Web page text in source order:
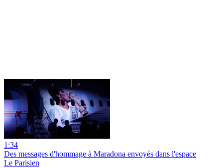
1:34
Des messages d'hommage à Maradona envoyés dans l'espace
Le Parisien